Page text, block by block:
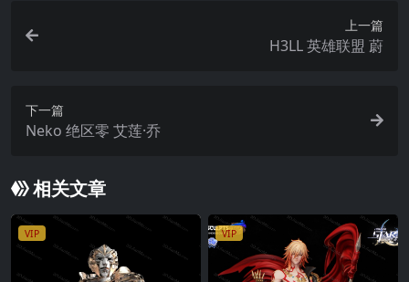
上一篇
H3LL 英雄联盟 蔚
下一篇
Neko 绝区零 艾莲·乔
相关文章
VIP VIP